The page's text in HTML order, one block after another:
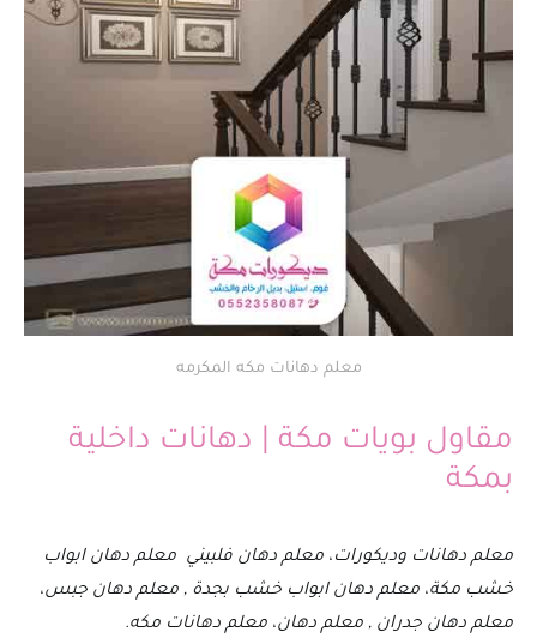
معلم دهانات مكه المكرمه
مقاول بويات مكة | دهانات داخلية
بمكة
معلم دهانات وديكورات، معلم دهان فلبيني معلم دهان ابواب
خشب مكة، معلم دهان ابواب خشب بجدة , معلم دهان جبس،
معلم دهان جدران , معلم دهان، معلم دهانات مكه.